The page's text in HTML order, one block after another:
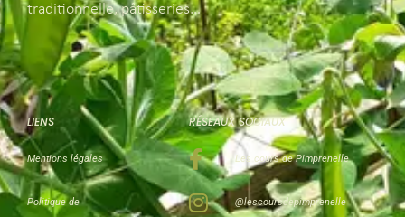
RÉSEAUX SOCIAUX
Les cours de Pimprenelle
@lescoursdepimprenelle
LIENS
Mentions légales
Politique de
traditionnelle, pâtisseries…